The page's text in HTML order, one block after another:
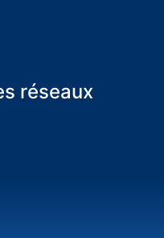
réseaux